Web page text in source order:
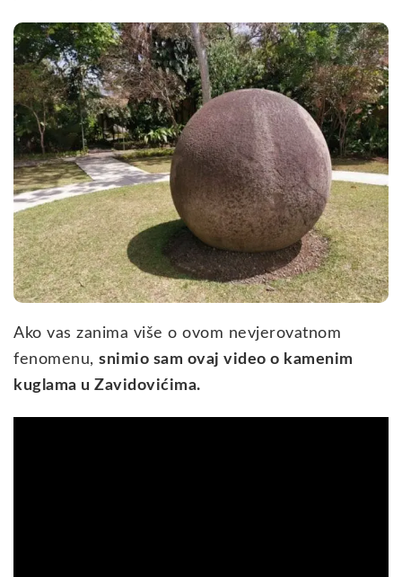
Ako vas zanima više o ovom nevjerovatnom
fenomenu, snimio sam ovaj video o kamenim
kuglama u Zavidovićima.